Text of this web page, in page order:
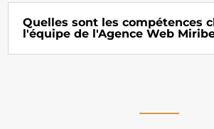
Quelles sont les compétences
l'équipe de l'Agence Web